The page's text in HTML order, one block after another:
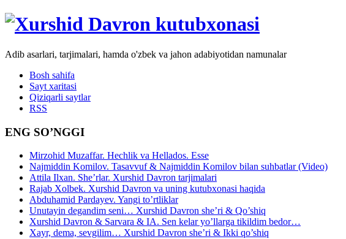
Adib asarlari, tarjimalari, hamda o'zbek va jahon adabiyotidan namunalar
Bosh sahifa
Sayt xaritasi
Qiziqarli saytlar
RSS
ENG SO’NGGI
Mirzohid Muzaffar. Hechlik va Hellados. Esse
Najmiddin Komilov. Tasavvuf & Najmiddin Komilov bilan suhbatlar (Video)
Attila Ilxan. She’rlar. Xurshid Davron tarjimalari
Rajab Xolbek. Xurshid Davron va uning kutubxonasi haqida
Abduhamid Pardayev. Yangi to’rtliklar
Unutayin degandim seni… Xurshid Davron she’ri & Qo’shiq
Xurshid Davron & Sarvara & IA. Sen kelar yo’llarga tikildim bedor…
Xayr, dema, sevgilim… Xurshid Davron she’ri & Ikki qo’shiq